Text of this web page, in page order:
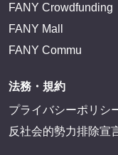
FANY Crowdfunding
FANY Mall
FANY Commu
法務・規約
プライバシーポリシ
反社会的勢力排除宣